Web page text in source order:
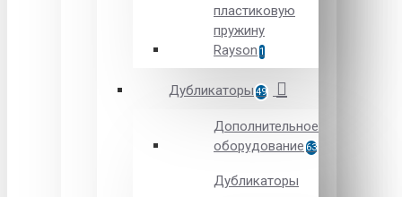
пластиковую
пружину
Rayson 1
Дубликаторы 49
Дополнительное
оборудование 63
Дубликаторы